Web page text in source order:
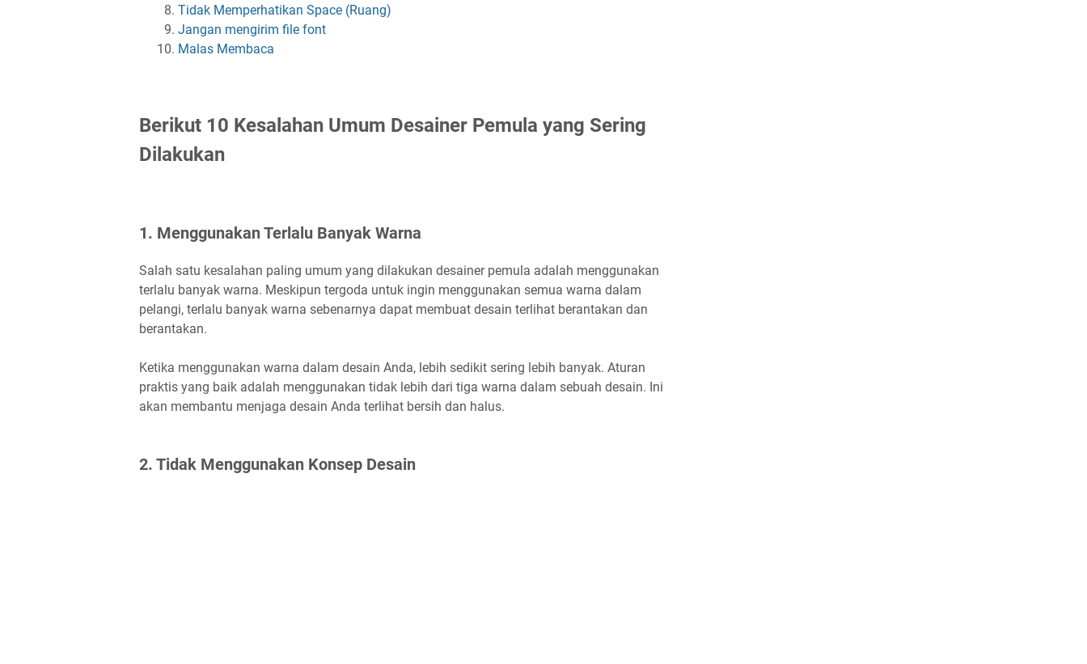
Tidak Memperhatikan Space (Ruang)
Jangan mengirim file font
Malas Membaca
Berikut 10 Kesalahan Umum Desainer Pemula yang Sering
Dilakukan
1. Menggunakan Terlalu Banyak Warna
Salah satu kesalahan paling umum yang dilakukan desainer pemula adalah menggunakan
terlalu banyak warna. Meskipun tergoda untuk ingin menggunakan semua warna dalam
pelangi, terlalu banyak warna sebenarnya dapat membuat desain terlihat berantakan dan
berantakan.
Ketika menggunakan warna dalam desain Anda, lebih sedikit sering lebih banyak. Aturan
praktis yang baik adalah menggunakan tidak lebih dari tiga warna dalam sebuah desain. Ini
akan membantu menjaga desain Anda terlihat bersih dan halus.
2. Tidak Menggunakan Konsep Desain